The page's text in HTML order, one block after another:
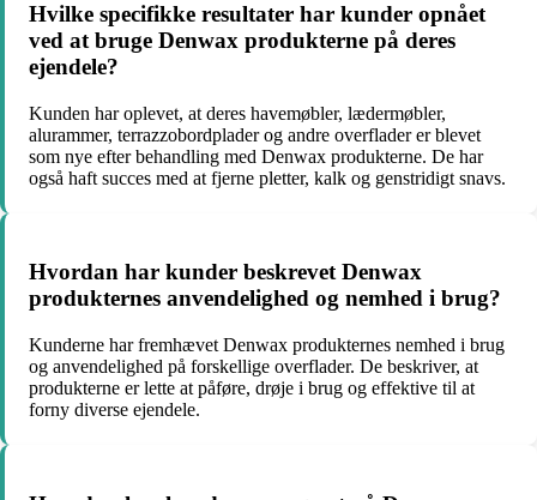
Hvilke specifikke resultater har kunder opnået
ved at bruge Denwax produkterne på deres
ejendele?
Kunden har oplevet, at deres havemøbler, lædermøbler,
alurammer, terrazzobordplader og andre overflader er blevet
som nye efter behandling med Denwax produkterne. De har
også haft succes med at fjerne pletter, kalk og genstridigt snavs.
Hvordan har kunder beskrevet Denwax
produkternes anvendelighed og nemhed i brug?
Kunderne har fremhævet Denwax produkternes nemhed i brug
og anvendelighed på forskellige overflader. De beskriver, at
produkterne er lette at påføre, drøje i brug og effektive til at
forny diverse ejendele.